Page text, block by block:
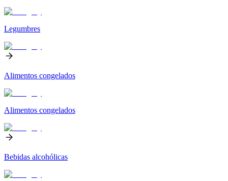
Legumbres
Alimentos congelados
Alimentos congelados
Bebidas alcohólicas